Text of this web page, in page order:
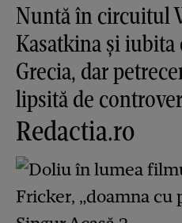
Nuntă în circuitul
Kasatkina și
Grecia, dar
lipsită de
Redactia.ro